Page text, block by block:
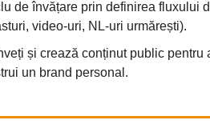
de învățare prin definirea fluxului
video-uri, NL-uri urmărești).
și crează conținut public pentru
un brand personal.